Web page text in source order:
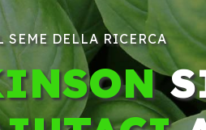
SEME DELLA RICERCA